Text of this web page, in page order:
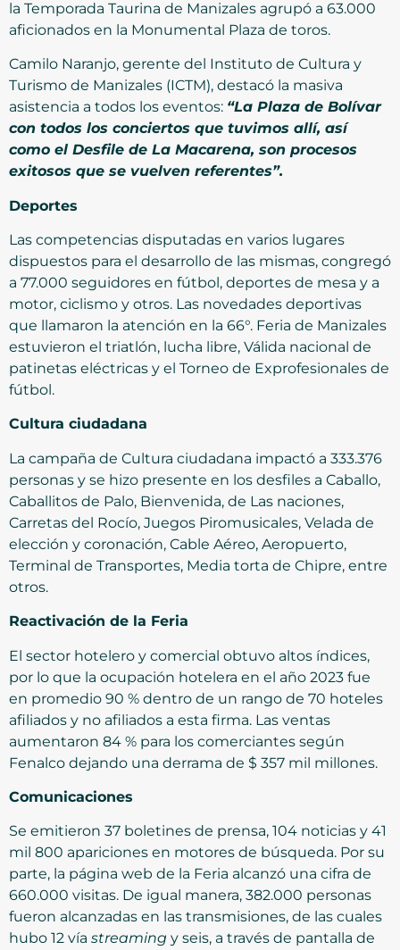
la Temporada Taurina de Manizales agrupó a 63.000
aficionados en la Monumental Plaza de toros.
Camilo Naranjo, gerente del Instituto de Cultura y
Turismo de Manizales (ICTM), destacó la masiva
asistencia a todos los eventos: “La Plaza de Bolívar
con todos los conciertos que tuvimos allí, así
como el Desfile de La Macarena, son procesos
exitosos que se vuelven referentes”.
Deportes
Las competencias disputadas en varios lugares
dispuestos para el desarrollo de las mismas, congregó
a 77.000 seguidores en fútbol, deportes de mesa y a
motor, ciclismo y otros. Las novedades deportivas
que llamaron la atención en la 66°. Feria de Manizales
estuvieron el triatlón, lucha libre, Válida nacional de
patinetas eléctricas y el Torneo de Exprofesionales de
fútbol.
Cultura ciudadana
La campaña de Cultura ciudadana impactó a 333.376
personas y se hizo presente en los desfiles a Caballo,
Caballitos de Palo, Bienvenida, de Las naciones,
Carretas del Rocío, Juegos Piromusicales, Velada de
elección y coronación, Cable Aéreo, Aeropuerto,
Terminal de Transportes, Media torta de Chipre, entre
otros.
Reactivación de la Feria
El sector hotelero y comercial obtuvo altos índices,
por lo que la ocupación hotelera en el año 2023 fue
en promedio 90 % dentro de un rango de 70 hoteles
afiliados y no afiliados a esta firma. Las ventas
aumentaron 84 % para los comerciantes según
Fenalco dejando una derrama de $ 357 mil millones.
Comunicaciones
Se emitieron 37 boletines de prensa, 104 noticias y 41
mil 800 apariciones en motores de búsqueda. Por su
parte, la página web de la Feria alcanzó una cifra de
660.000 visitas. De igual manera, 382.000 personas
fueron alcanzadas en las transmisiones, de las cuales
hubo 12 vía streaming y seis, a través de pantalla de